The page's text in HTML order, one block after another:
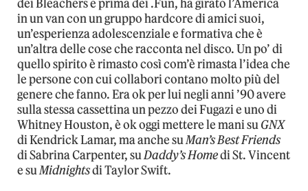
dei Bleachers e prima dei .Fun, ha girato l’America
in un van con un gruppo hardcore di amici suoi,
un’esperienza adolescenziale e formativa che è
un’altra delle cose che racconta nel disco. Un po’ di
quello spirito è rimasto così com’è rimasta l’idea che
le persone con cui collabori contano molto più del
genere che fanno. Era ok per lui negli anni ’90 avere
sulla stessa cassettina un pezzo dei Fugazi e uno di
Whitney Houston, è ok oggi mettere le mani suGNX
di Kendrick Lamar, ma anche suMan’s Best Friends
di Sabrina Carpenter, suDaddy’s Homedi St. Vincent
e suMidnightsdi Taylor Swift.